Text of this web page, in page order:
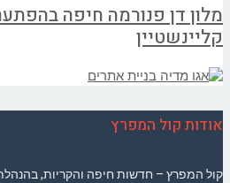
מלון דן פנורמה חיפה
קליינשטיין
אודות קול המפרץ
קול המפרץ – חדשות חיפה והקריות,